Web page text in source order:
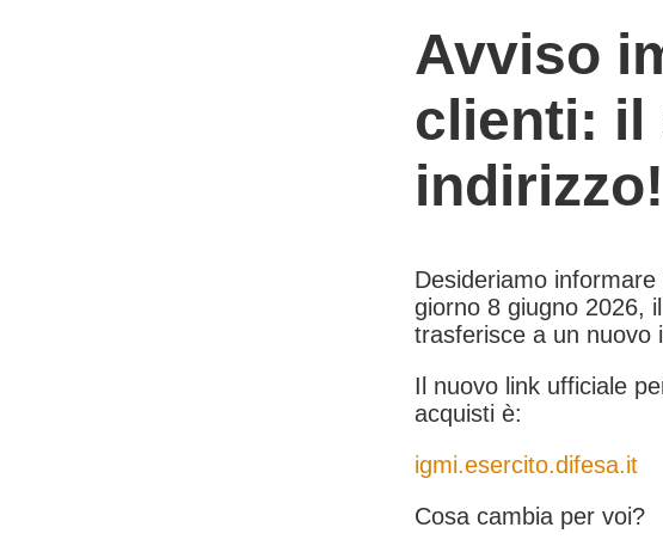
Avviso
clienti: il
indirizzo!
Desideriamo
giorno 8 giugno 2026,
trasferisce a un nuovo
Il nuovo link ufficiale
acquisti è:
igmi.esercito.difesa.it
Cosa cambia per voi?